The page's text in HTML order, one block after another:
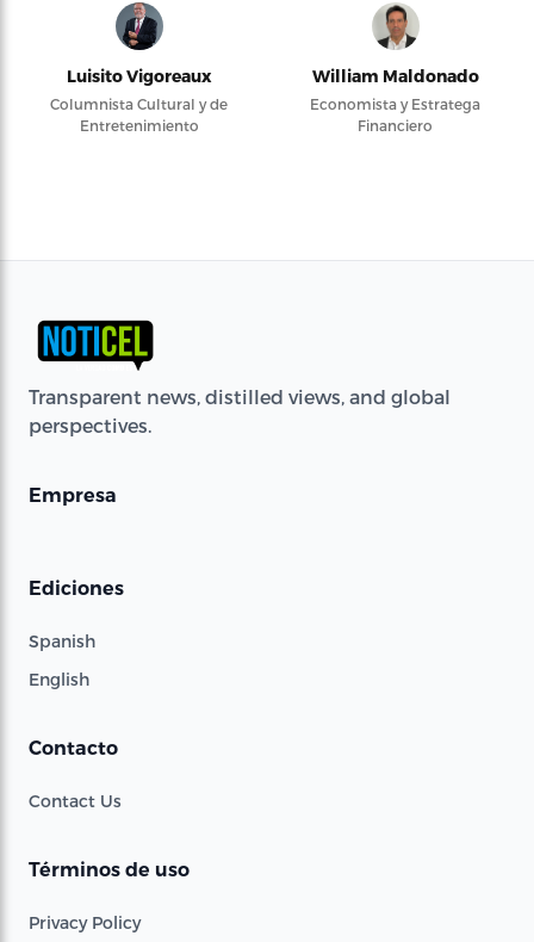
Luisito Vigoreaux
Columnista Cultural y de
Entretenimiento
William Maldonado
Economista y Estratega
Financiero
Transparent news, distilled views, and global
perspectives.
Empresa
Ediciones
Spanish
English
Contacto
Contact Us
Términos de uso
Privacy Policy